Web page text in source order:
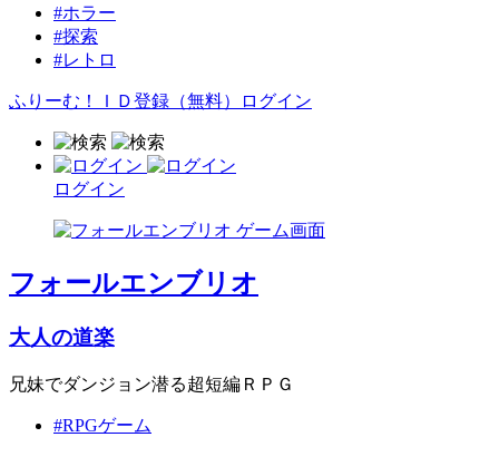
#ホラー
#探索
#レトロ
ふりーむ！ＩＤ登録（無料） ログイン
ログイン
フォールエンブリオ
大人の道楽
兄妹でダンジョン潜る超短編ＲＰＧ
#RPGゲーム